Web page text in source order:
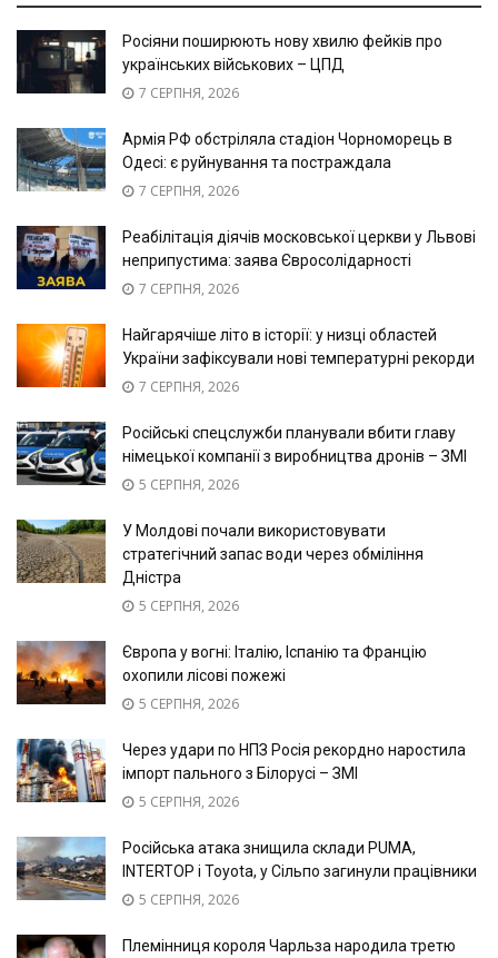
Росіяни поширюють нову хвилю фейків про
українських військових – ЦПД
7 СЕРПНЯ, 2026
Армія РФ обстріляла стадіон Чорноморець в
Одесі: є руйнування та постраждала
7 СЕРПНЯ, 2026
Реабілітація діячів московської церкви у Львові
неприпустима: заява Євросолідарності
7 СЕРПНЯ, 2026
Найгарячіше літо в історії: у низці областей
України зафіксували нові температурні рекорди
7 СЕРПНЯ, 2026
Російські спецслужби планували вбити главу
німецької компанії з виробництва дронів – ЗМІ
5 СЕРПНЯ, 2026
У Молдові почали використовувати
стратегічний запас води через обміління
Дністра
5 СЕРПНЯ, 2026
Європа у вогні: Італію, Іспанію та Францію
охопили лісові пожежі
5 СЕРПНЯ, 2026
Через удари по НПЗ Росія рекордно наростила
імпорт пального з Білорусі – ЗМІ
5 СЕРПНЯ, 2026
Російська атака знищила склади PUMA,
INTERTOP і Toyota, у Сільпо загинули працівники
5 СЕРПНЯ, 2026
Племінниця короля Чарльза народила третю